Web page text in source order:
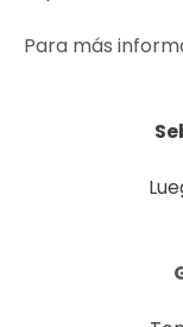
Para más